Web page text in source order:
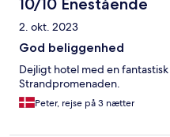
2. okt. 2023
God beliggenhed
Dejligt hotel med en
Strandpromenaden.
Peter, rejse på 3 nætter